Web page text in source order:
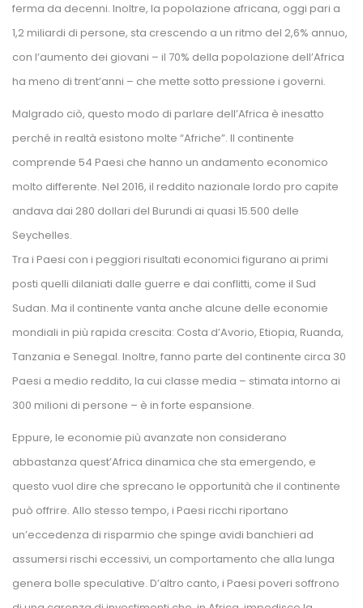
ferma da decenni. Inoltre, la popolazione africana, oggi pari a
1,2 miliardi di persone, sta crescendo a un ritmo del 2,6% annuo,
con l’aumento dei giovani – il 70% della popolazione dell’Africa
ha meno di trent’anni – che mette sotto pressione i governi.
Malgrado ciò, questo modo di parlare dell’Africa è inesatto
perché in realtà esistono molte “Afriche”. Il continente
comprende 54 Paesi che hanno un andamento economico
molto differente. Nel 2016, il reddito nazionale lordo pro capite
andava dai 280 dollari del Burundi ai quasi 15.500 delle
Seychelles.
Tra i Paesi con i peggiori risultati economici figurano ai primi
posti quelli dilaniati dalle guerre e dai conflitti, come il Sud
Sudan. Ma il continente vanta anche alcune delle economie
mondiali in più rapida crescita: Costa d’Avorio, Etiopia, Ruanda,
Tanzania e Senegal. Inoltre, fanno parte del continente circa 30
Paesi a medio reddito, la cui classe media – stimata intorno ai
300 milioni di persone – è in forte espansione.
Eppure, le economie più avanzate non considerano
abbastanza quest’Africa dinamica che sta emergendo, e
questo vuol dire che sprecano le opportunità che il continente
può offrire. Allo stesso tempo, i Paesi ricchi riportano
un’eccedenza di risparmio che spinge avidi banchieri ad
assumersi rischi eccessivi, un comportamento che alla lunga
genera bolle speculative. D’altro canto, i Paesi poveri soffrono